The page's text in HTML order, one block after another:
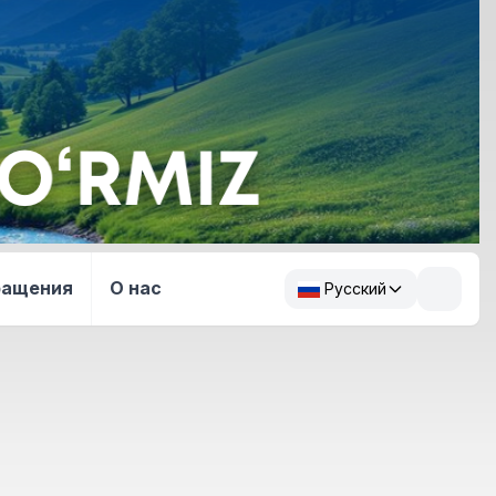
О нас Русский